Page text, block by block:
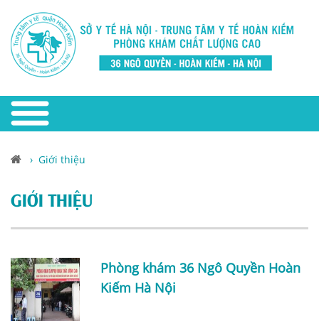
› Giới thiệu
GIỚI THIỆU
Phòng khám 36 Ngô Quyền Hoàn
Kiếm Hà Nội